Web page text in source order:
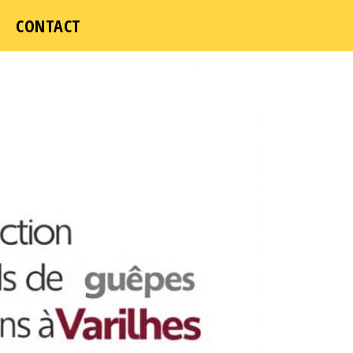
CONTACT